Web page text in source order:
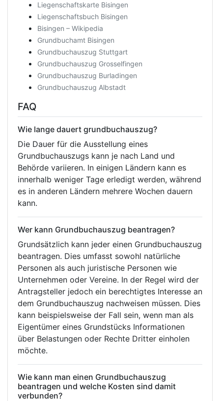
Liegenschaftskarte Bisingen
Liegenschaftsbuch Bisingen
Bisingen – Wikipedia
Grundbuchamt Bisingen
Grundbuchauszug Stuttgart
Grundbuchauszug Grosselfingen
Grundbuchauszug Burladingen
Grundbuchauszug Albstadt
FAQ
Wie lange dauert grundbuchauszug?
Die Dauer für die Ausstellung eines
Grundbuchauszugs kann je nach Land und
Behörde variieren. In einigen Ländern kann es
innerhalb weniger Tage erledigt werden, während
es in anderen Ländern mehrere Wochen dauern
kann.
Wer kann Grundbuchauszug beantragen?
Grundsätzlich kann jeder einen Grundbuchauszug
beantragen. Dies umfasst sowohl natürliche
Personen als auch juristische Personen wie
Unternehmen oder Vereine. In der Regel wird der
Antragsteller jedoch ein berechtigtes Interesse an
dem Grundbuchauszug nachweisen müssen. Dies
kann beispielsweise der Fall sein, wenn man als
Eigentümer eines Grundstücks Informationen
über Belastungen oder Rechte Dritter einholen
möchte.
Wie kann man einen Grundbuchauszug
beantragen und welche Kosten sind damit
verbunden?